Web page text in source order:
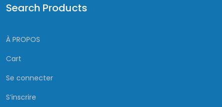
Search Products
À PROPOS
Cart
Se connecter
S’inscrire